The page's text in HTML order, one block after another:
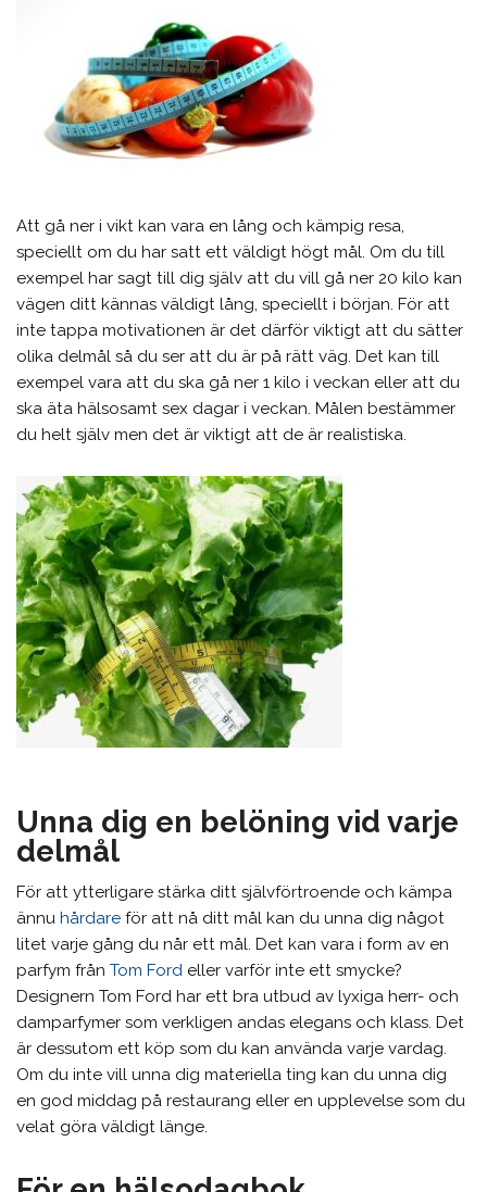
Att gå ner i vikt kan vara en lång och kämpig resa,
speciellt om du har satt ett väldigt högt mål. Om du till
exempel har sagt till dig själv att du vill gå ner 20 kilo kan
vägen ditt kännas väldigt lång, speciellt i början. För att
inte tappa motivationen är det därför viktigt att du sätter
olika delmål så du ser att du är på rätt väg. Det kan till
exempel vara att du ska gå ner 1 kilo i veckan eller att du
ska äta hälsosamt sex dagar i veckan. Målen bestämmer
du helt själv men det är viktigt att de är realistiska.
Unna dig en belöning vid varje
delmål
För att ytterligare stärka ditt självförtroende och kämpa
ännuhårdareför att nå ditt mål kan du unna dig något
litet varje gång du når ett mål. Det kan vara i form av en
parfym frånTom Ford eller varför inte ett smycke?
Designern Tom Ford har ett bra utbud av lyxiga herr- och
damparfymer som verkligen andas elegans och klass. Det
är dessutom ett köp som du kan använda varje vardag.
Om du inte vill unna dig materiella ting kan du unna dig
en god middag på restaurang eller en upplevelse som du
velat göra väldigt länge.